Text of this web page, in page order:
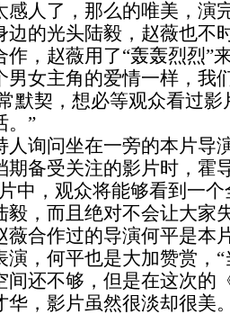
感人了，那么的唯美，演
光头陆毅，赵薇也不
作，赵薇用了“轰轰烈烈”
男女主角的爱情一样，我
默契，想必等观众看过
。”
问坐在一旁的本片导
期备受关注的影片时，霍
中，观众将能够看到一
毅，而且绝对不会让大家
作过的导演何平是本
演，何平也是大加赞赏，
间还不够，但是在这次的
华，影片虽然很淡却很美